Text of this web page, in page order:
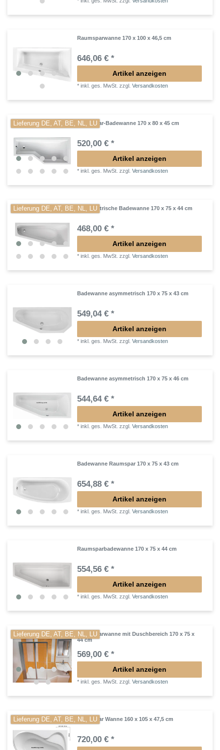
Raumsparwanne 170 x 100 x 46,5 cm
646,06 € *
Artikel anzeigen
*inkl. ges. MwSt. zzgl.Versandkosten
Lieferung DE, AT, BE, NL, LURaumspar-Badewanne 170 x 80 x 45 cm
520,00 € *
Artikel anzeigen
*inkl. ges. MwSt. zzgl.Versandkosten
Lieferung DE, AT, BE, NL, LUAsymmetrische Badewanne 170 x 75 x 44 cm
468,00 € *
Artikel anzeigen
*inkl. ges. MwSt. zzgl.Versandkosten
Badewanne asymmetrisch 170 x 75 x 43 cm
549,04 € *
Artikel anzeigen
*inkl. ges. MwSt. zzgl.Versandkosten
Badewanne asymmetrisch 170 x 75 x 46 cm
544,64 € *
Artikel anzeigen
*inkl. ges. MwSt. zzgl.Versandkosten
Badewanne Raumspar 170 x 75 x 43 cm
654,88 € *
Artikel anzeigen
*inkl. ges. MwSt. zzgl.Versandkosten
Raumsparbadewanne 170 x 75 x 44 cm
554,56 € *
Artikel anzeigen
*inkl. ges. MwSt. zzgl.Versandkosten
Lieferung DE, AT, BE, NL, LURaumsparwanne mit Duschbereich 170 x 75 x
44 cm
569,00 € *
Artikel anzeigen
*inkl. ges. MwSt. zzgl.Versandkosten
Lieferung DE, AT, BE, NL, LURaumspar Wanne 160 x 105 x 47,5 cm
720,00 € *